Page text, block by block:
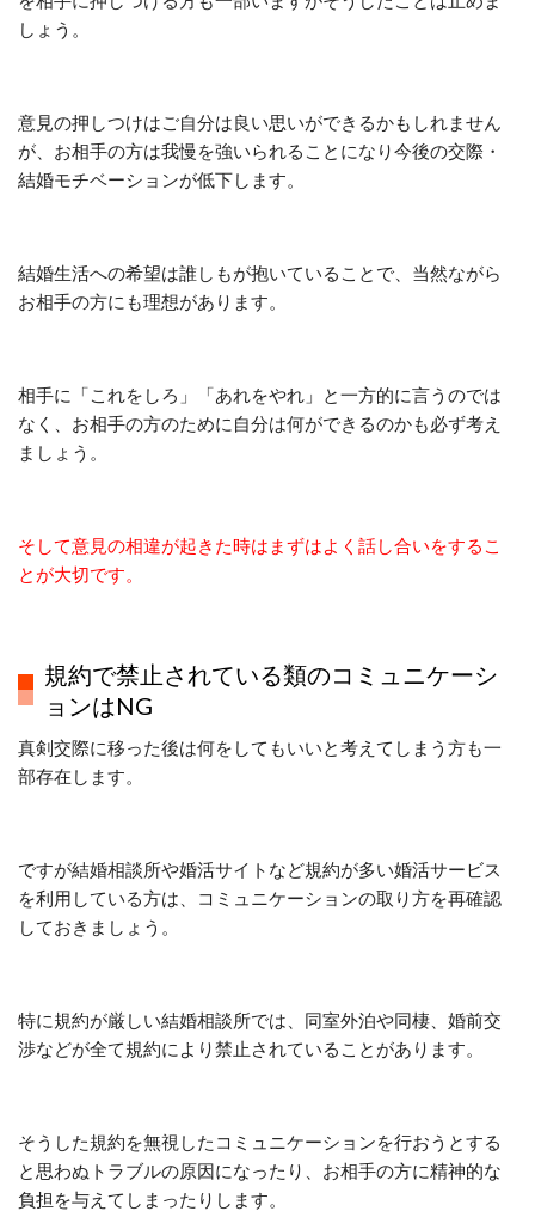
しょう。
意見の押しつけはご自分は良い思いができるかもしれません
が、お相手の方は我慢を強いられることになり今後の交際・
結婚モチベーションが低下します。
結婚生活への希望は誰しもが抱いていることで、当然ながら
お相手の方にも理想があります。
相手に「これをしろ」「あれをやれ」と一方的に言うのでは
なく、お相手の方のために自分は何ができるのかも必ず考え
ましょう。
そして意見の相違が起きた時はまずはよく話し合いをするこ
とが大切です。
規約で禁止されている類のコミュニケーシ
ョンはNG
真剣交際に移った後は何をしてもいいと考えてしまう方も一
部存在します。
ですが結婚相談所や婚活サイトなど規約が多い婚活サービス
を利用している方は、コミュニケーションの取り方を再確認
しておきましょう。
特に規約が厳しい結婚相談所では、同室外泊や同棲、婚前交
渉などが全て規約により禁止されていることがあります。
そうした規約を無視したコミュニケーションを行おうとする
と思わぬトラブルの原因になったり、お相手の方に精神的な
負担を与えてしまったりします。